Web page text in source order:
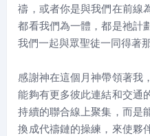
禱，或者你是與我們在前線
都看我們為一體，都是祂計
我們一起與眾聖徒一同得著
感謝神在這個月神帶領著我
能夠有更多彼此連結和交通
持續的聯合線上聚集，而是
換成代禱鏈的操練，來使夥